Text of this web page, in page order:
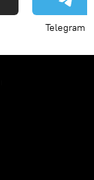
Telegram